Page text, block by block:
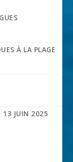
À LA PLAGE
13 JUIN 2025